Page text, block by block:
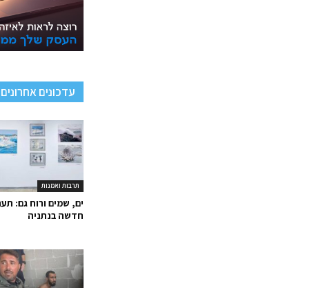
עדכונים אחרונים
תרבות ואמנות
ים, שמים ורוח גם:
חדשה בנתניה